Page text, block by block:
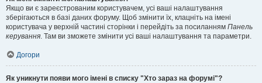
Якщо ви є зареєстрованим користувачем, усі ваші налаштування
зберігаються в базі даних форуму. Щоб змінити їх, клацніть на імені
користувача у верхній частині сторінки і перейдіть за посиланням Панель
керування. Там ви зможете змінити усі ваші налаштування та параметри.
Догори
Як уникнути появи мого імені в списку "Хто зараз на форумі"?